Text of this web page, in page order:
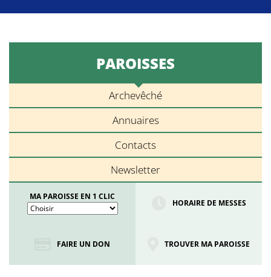
PAROISSES
Archevêché
Annuaires
Contacts
Newsletter
MA PAROISSE EN 1 CLIC
HORAIRE DE MESSES
FAIRE UN DON TROUVER MA PAROISSE